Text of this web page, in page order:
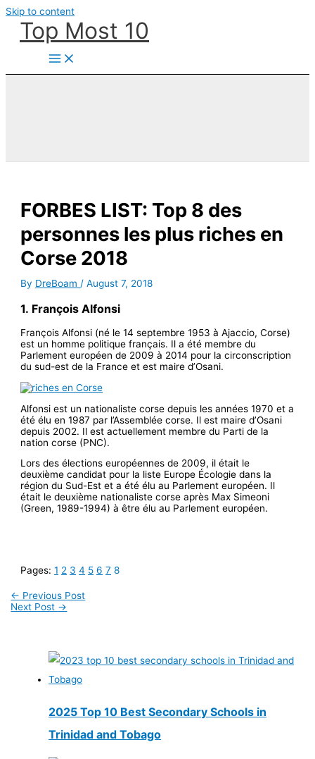
Skip to content
Top Most 10
FORBES LIST: Top 8 des
personnes les plus riches en
Corse 2018
By DreBoam/August 7, 2018
1. François Alfonsi
François Alfonsi (né le 14 septembre 1953 à Ajaccio, Corse)
est un homme politique français. Il a été membre du
Parlement européen de 2009 à 2014 pour la circonscription
du sud-est de la France et est maire d’Osani.
Alfonsi est un nationaliste corse depuis les années 1970 et a
été élu en 1987 par l’Assemblée corse. Il est maire d’Osani
depuis 2002. Il est actuellement membre du Parti de la
nation corse (PNC).
Lors des élections européennes de 2009, il était le
deuxième candidat pour la liste Europe Écologie dans la
région du Sud-Est et a été élu au Parlement européen. Il
était le deuxième nationaliste corse après Max Simeoni
(Green, 1989-1994) à être élu au Parlement européen.
Pages:1 2 3 4 5 6 7 8
← Previous Post
Next Post →
2025 Top 10 Best Secondary Schools in
Trinidad and Tobago